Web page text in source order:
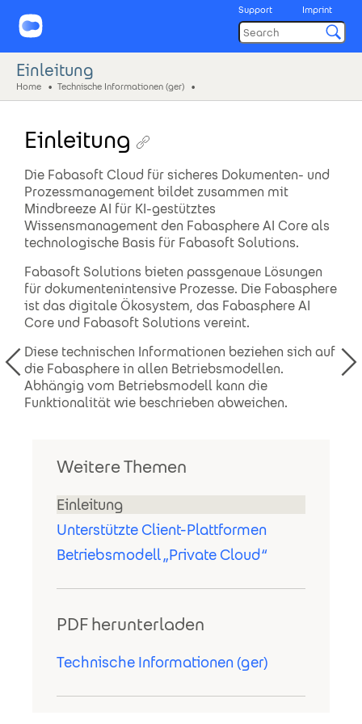
Support Imprint
Einleitung
Home Technische Informationen (ger)
Einleitung
Die Fabasoft Cloud für sicheres Dokumenten- und
Prozessmanagement bildet zusammen mit
Mindbreeze AI für KI-gestütztes
Wissensmanagement den Fabasphere AI Core als
technologische Basis für Fabasoft Solutions.
Fabasoft Solutions bieten passgenaue Lösungen
für dokumentenintensive Prozesse. Die Fabasphere
ist das digitale Ökosystem, das Fabasphere AI
Core und Fabasoft Solutions vereint.
Diese technischen Informationen beziehen sich auf
die Fabasphere in allen Betriebsmodellen.
Abhängig vom Betriebsmodell kann die
Funktionalität wie beschrieben abweichen.
Weitere Themen
Einleitung
Unterstützte Client-Plattformen
Betriebsmodell „Private Cloud“
PDF herunterladen
Technische Informationen (ger)